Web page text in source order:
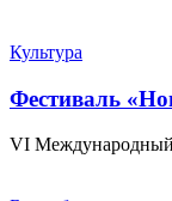
Культура
Фестиваль
VI Международный